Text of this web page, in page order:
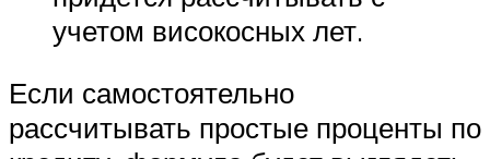
учетом високосных лет.
Если самостоятельно
рассчитывать простые проценты по